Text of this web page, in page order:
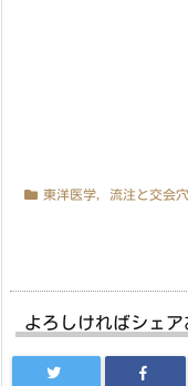
東洋医学 流注と交会穴
よろしければシェ